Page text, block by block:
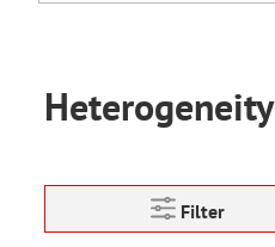
Heterogeneity
Filter